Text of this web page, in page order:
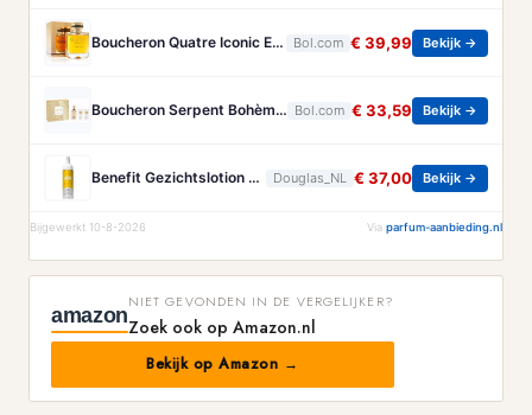
Boucheron Quatre Iconic Eau de Parfum - 100ml Bol.com € 39,99 Bekijk →
Boucheron Serpent Bohème Gift Set 50ml Eau de Parfum + 50ml Bath & Shower Gel + 50ml Body Lotion - Geschenkset Bol.com € 33,59 Bekijk →
Benefit Gezichtslotion The POREfessional Gezichtstoner Unisex 133ml Douglas_NL € 37,00 Bekijk →
Bijgewerkt 10-8-2026 Via parfum-aanbieding.nl
amazon
NIET GEVONDEN IN DE VERGELIJKER?
Zoek ook op Amazon.nl
Bekijk op Amazon →